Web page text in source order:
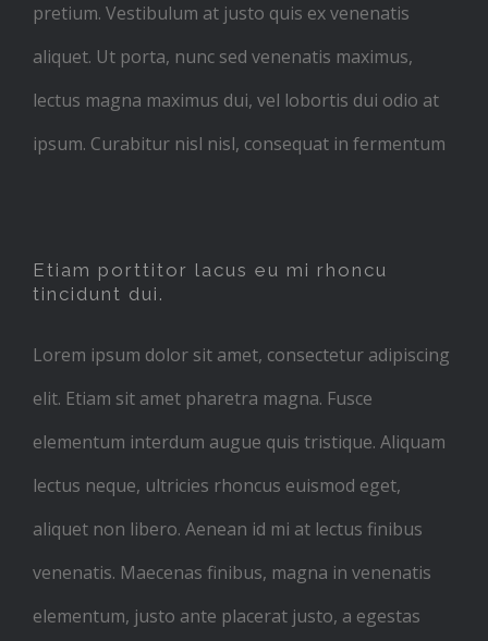
pretium. Vestibulum at justo quis ex venenatis
aliquet. Ut porta, nunc sed venenatis maximus,
lectus magna maximus dui, vel lobortis dui odio at
ipsum. Curabitur nisl nisl, consequat in fermentum
Etiam porttitor lacus eu mi rhoncu
tincidunt dui.
Lorem ipsum dolor sit amet, consectetur adipiscing
elit. Etiam sit amet pharetra magna. Fusce
elementum interdum augue quis tristique. Aliquam
lectus neque, ultricies rhoncus euismod eget,
aliquet non libero. Aenean id mi at lectus finibus
venenatis. Maecenas finibus, magna in venenatis
elementum, justo ante placerat justo, a egestas